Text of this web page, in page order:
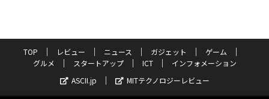
TOP レビュー ニュース ガジェット
ゲーム
グルメ
スタートアップ ICT
インフォメーション
ASCII.jp
MITテクノロジーレビュー